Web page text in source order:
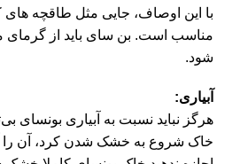
با این اوصاف، جایی مثل طاقچه های
مناسب است. بن سای باید از گرمای
شود.
آبیاری:
هرگز نباید نسبت به آبیاری بونسای
خاک شروع به خشک شدن کرد، آن را